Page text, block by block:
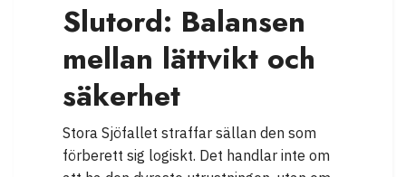
Slutord: Balansen
mellan lättvikt och
säkerhet
Stora Sjöfallet straffar sällan den som
förberett sig logiskt. Det handlar inte om